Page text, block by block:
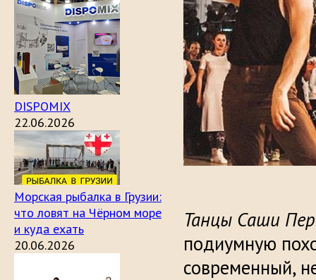
DISPOMIX
22.06.2026
Морская рыбалка в Грузии:
что ловят на Чёрном море
и куда ехать
20.06.2026
Танцы Саши
подиумную
современный,